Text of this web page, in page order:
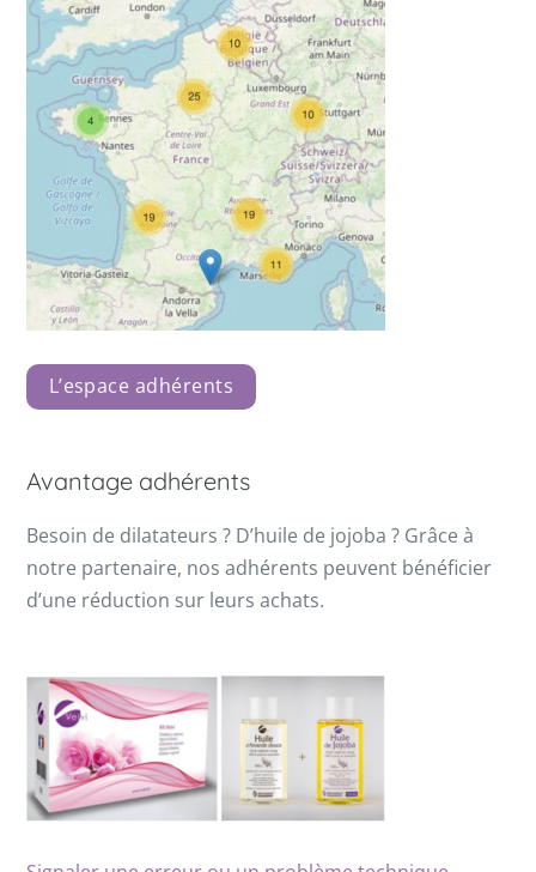
L’espace adhérents
Avantage adhérents
Besoin de dilatateurs ? D’huile de jojoba ? Grâce à
notre partenaire, nos adhérents peuvent bénéficier
d’une réduction sur leurs achats.